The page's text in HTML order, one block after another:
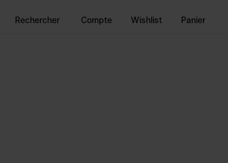
Rechercher Compte Wishlist Panier